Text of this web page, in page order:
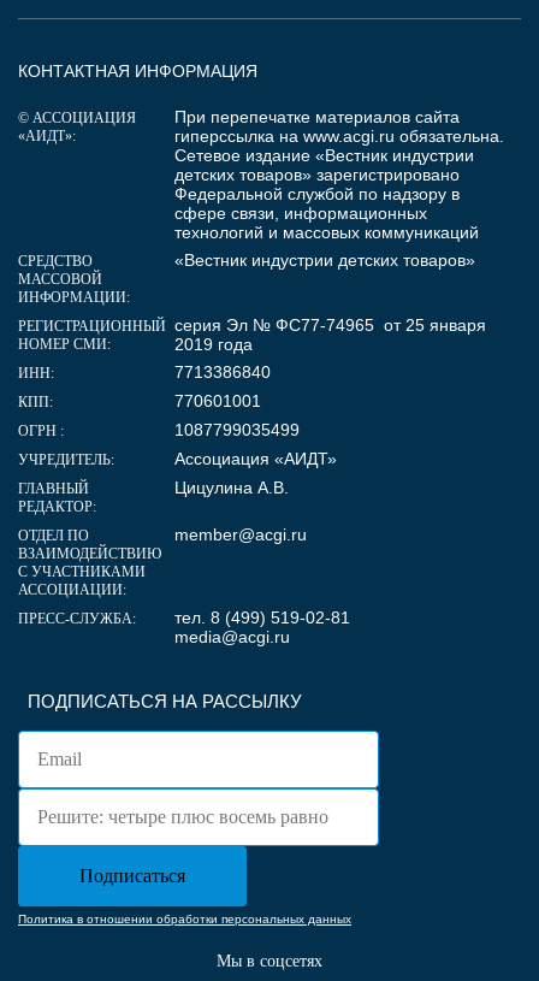
ПОДПИСАТЬСЯ НА РАССЫЛКУ
Политика в отношении обработки персональных данных
Мы в соцсетях
КОНТАКТНАЯ ИНФОРМАЦИЯ
© АССОЦИАЦИЯ
«АИДТ»:
При перепечатке материалов сайта
гиперссылка на www.acgi.ru обязательна.
Сетевое издание «Вестник индустрии
детских товаров» зарегистрировано
Федеральной службой по надзору в
сфере связи, информационных
технологий и массовых коммуникаций
СРЕДСТВО
МАССОВОЙ
ИНФОРМАЦИИ:
«Вестник индустрии детских товаров»
РЕГИСТРАЦИОННЫЙ
НОМЕР СМИ:
серия Эл № ФС77-74965 от 25 января
2019 года
ИНН: 7713386840
КПП: 770601001
ОГРН : 1087799035499
УЧРЕДИТЕЛЬ: Ассоциация «АИДТ»
ГЛАВНЫЙ
РЕДАКТОР:
Цицулина А.В.
ОТДЕЛ ПО
ВЗАИМОДЕЙСТВИЮ
С УЧАСТНИКАМИ
АССОЦИАЦИИ:
member@acgi.ru
ПРЕСС-СЛУЖБА:
тел. 8 (499) 519-02-81
media@acgi.ru